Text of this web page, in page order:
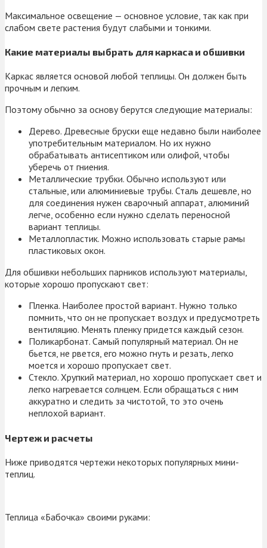
Максимальное освещение — основное условие, так как при
слабом свете растения будут слабыми и тонкими.
Какие материалы выбрать для каркаса и обшивки
Каркас является основой любой теплицы. Он должен быть
прочным и легким.
Поэтому обычно за основу берутся следующие материалы:
Дерево. Древесные бруски еще недавно были наиболее
употребительным материалом. Но их нужно
обрабатывать антисептиком или олифой, чтобы
уберечь от гниения.
Металлические трубки. Обычно используют или
стальные, или алюминиевые трубы. Сталь дешевле, но
для соединения нужен сварочный аппарат, алюминий
легче, особенно если нужно сделать переносной
вариант теплицы.
Металлопластик. Можно использовать старые рамы
пластиковых окон.
Для обшивки небольших парников используют материалы,
которые хорошо пропускают свет:
Пленка. Наиболее простой вариант. Нужно только
помнить, что он не пропускает воздух и предусмотреть
вентиляцию. Менять пленку придется каждый сезон.
Поликарбонат. Самый популярный материал. Он не
бьется, не рвется, его можно гнуть и резать, легко
моется и хорошо пропускает свет.
Стекло. Хрупкий материал, но хорошо пропускает свет и
легко нагревается солнцем. Если обращаться с ним
аккуратно и следить за чистотой, то это очень
неплохой вариант.
Чертеж и расчеты
Ниже приводятся чертежи некоторых популярных мини-
теплиц.
Теплица «Бабочка» своими руками: